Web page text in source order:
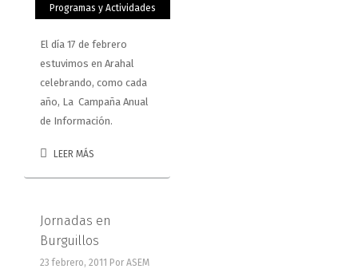
Programas y Actividades
El día 17 de febrero
estuvimos en Arahal
celebrando, como cada
año, La Campaña Anual
de Información.
LEER MÁS
Jornadas en
Burguillos
23 febrero, 2011 Por ASEM